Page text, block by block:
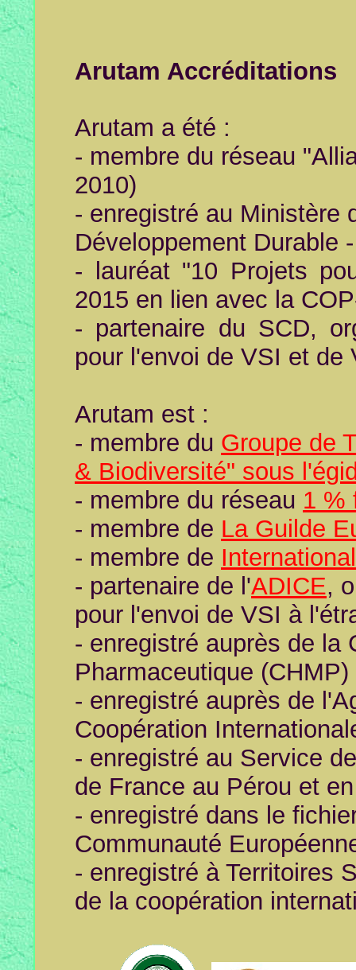
Arutam Accréditations
Arutam a été :
- membre du réseau
2010)
- enregistré au Ministère
Développement Durable
- lauréat "10 Projets
2015 en lien avec la
- partenaire du SCD,
pour l'envoi de VSI et de
Arutam est :
- membre du Groupe de
& Biodiversité" sous
- membre du réseau 1 %
- membre de La Guilde
- membre de
- partenaire de l'ADICE,
pour l'envoi de VSI à
- enregistré auprès de la
Pharmaceutique (CHMP)
- enregistré auprès de
Coopération
- enregistré au Service
de France au Pérou et
- enregistré dans le
Communauté
- enregistré à Territoires
de la coopération